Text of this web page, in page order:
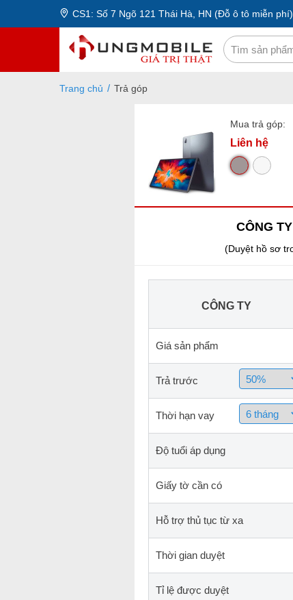
CS1: Số 7 Ngõ 121 Thái Hà, HN (Đỗ ô tô miễn phí)
Trang chủ Trả góp
Mua trả góp:
Liên hệ
CÔNG
(Duyệt hồ sơ
CÔNG TY
Giá sản phẩm
Trả trước
Thời hạn vay
Độ tuổi áp dụng
Giấy tờ cần có
Hỗ trợ thủ tục từ xa
Thời gian duyệt
Tỉ lệ được duyệt